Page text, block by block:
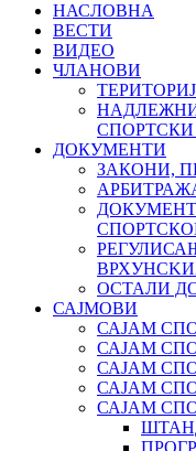
НАСЛОВНА
ВЕСТИ
ВИДЕО
ЧЛАНОВИ
СПОРТСКИ
ДОКУМЕНТИ
ЗАКОНИ,
ОСТАЛИ
САЈМОВИ
САЈАМ
САЈАМ
САЈАМ
САЈАМ
САЈАМ